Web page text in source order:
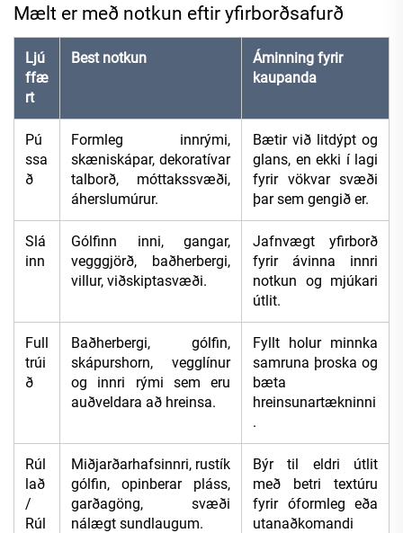
Mælt er með notkun eftir yfirborðsafurð
Ljú
ffæ
rt
Best notkun
Áminning fyrir
kaupanda
Pú
ssa
ð
Formleg innrými,
skæniskápar, dekoratívar
talborð, móttakssvæði,
áherslumúrur.
Bætir við litdýpt og
glans, en ekki í lagi
fyrir vökvar svæði
þar sem gengið er.
Slá
inn
Gólfinn inni, gangar,
vegggjörð, baðherbergi,
villur, viðskiptasvæði.
Jafnvægt yfirborð
fyrir ávinna innri
notkun og mjúkari
útlit.
Full
trúi
ð
Baðherbergi, gólfin,
skápurshorn, vegglínur
og innri rými sem eru
auðveldara að hreinsa.
Fyllt holur minnka
samruna þroska og
bæta
hreinsunartækninni
.
Rúl
lað
/
Rúl
Miðjarðarhafsinnri, rustík
gólfin, opinberar pláss,
garðagöng, svæði
nálægt sundlaugum.
Býr til eldri útlit
með betri textúru
fyrir óformleg eða
utanaðkomandi